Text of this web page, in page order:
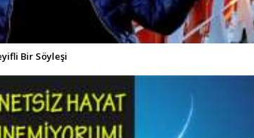
Bir Söyleşi